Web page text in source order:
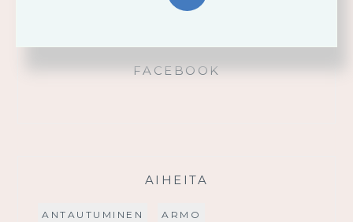
FACEBOOK
AIHEITA
ANTAUTUMINEN ARMO